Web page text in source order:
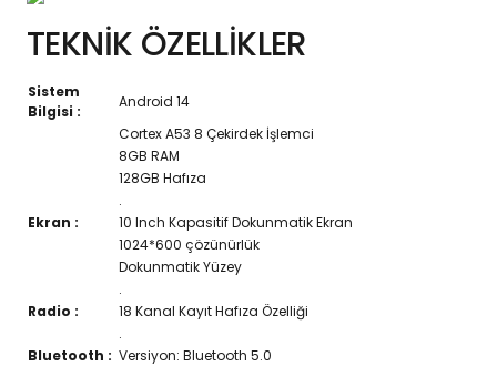
TEKNİK ÖZELLİKLER
Sistem
Bilgisi :
Android 14
Cortex A53 8 Çekirdek İşlemci
8GB RAM
128GB Hafıza
.
Ekran :
10 Inch Kapasitif Dokunmatik Ekran
1024*600 çözünürlük
Dokunmatik Yüzey
.
Radio :
18 Kanal Kayıt Hafıza Özelliği
.
Bluetooth : Versiyon: Bluetooth 5.0